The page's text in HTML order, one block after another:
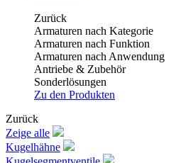
Zurück
Armaturen nach Kategorie
Armaturen nach Funktion
Armaturen nach Anwendung
Antriebe & Zubehör
Sonderlösungen
Zu den Produkten
Zurück
Zeige alle
Kugelhähne